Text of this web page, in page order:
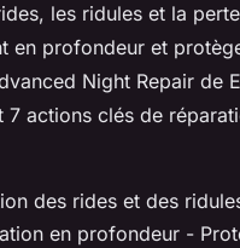
les ridules et la
en profondeur et
Night Repair de
7 actions clés de
des rides et des
en profondeur -